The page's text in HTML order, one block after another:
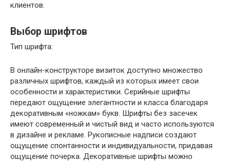
клиентов.
Выбор шрифтов
Тип шрифта:
В онлайн-конструкторе визиток доступно множество
различных шрифтов, каждый из которых имеет свои
особенности и характеристики. Серийные шрифты
передают ощущение элегантности и класса благодаря
декоративным «ножкам» букв. Шрифты без засечек
имеют современный и чистый вид и часто используются
в дизайне и рекламе. Рукописные надписи создают
ощущение спонтанности и индивидуальности, придавая
ощущение почерка. Декоративные шрифты можно